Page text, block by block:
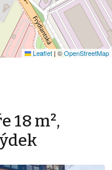
Leaflet | ©OpenStreetMap
18 m²,